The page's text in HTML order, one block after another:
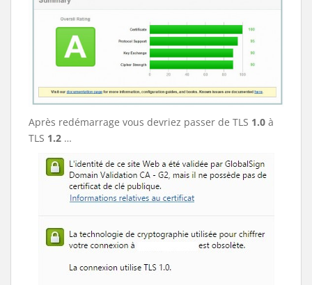
Après redémarrage vous devriez passer de TLS 1.0 à
TLS 1.2 …